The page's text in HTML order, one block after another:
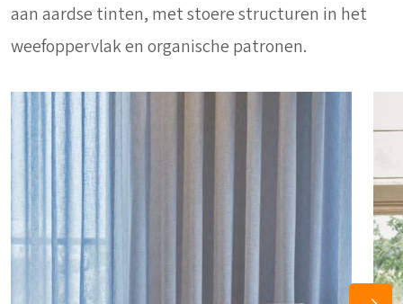
aan aardse tinten, met stoere structuren in het
weefoppervlak en organische patronen.